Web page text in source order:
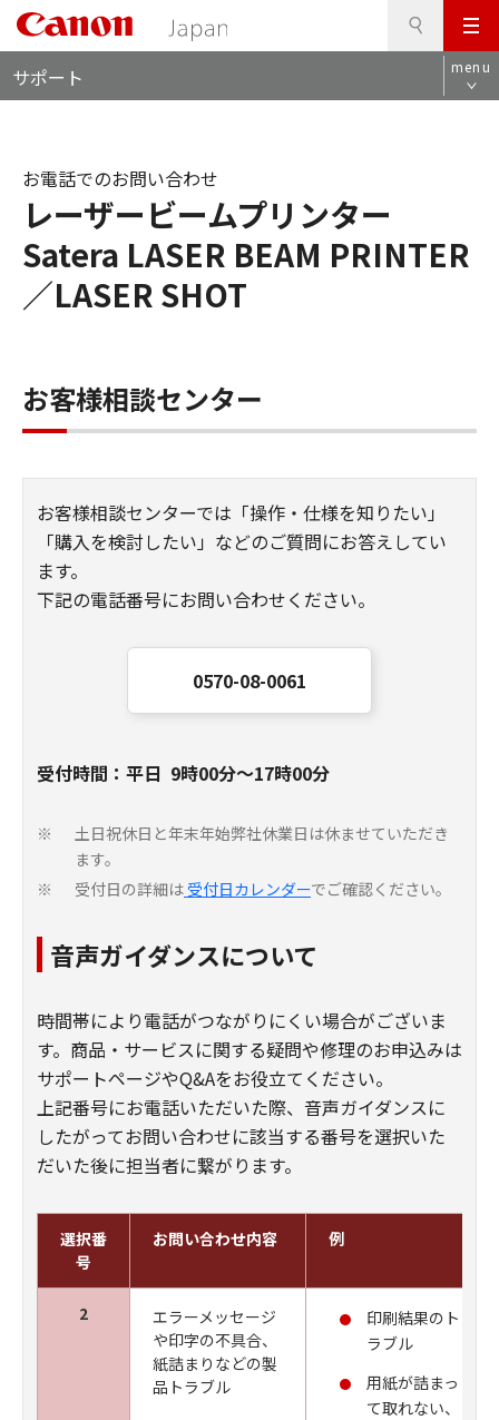
メ
ニ
ュ
サポート menu
レーザービームプリンター
Satera LASER BEAM PRINTER
／LASER SHOT
お電話でのお問い合わせ
お客様相談センター
お客様相談センターでは「操作・仕様を知りたい」
「購入を検討したい」などのご質問にお答えしてい
ます。
下記の電話番号にお問い合わせください。
0570-08-0061
受付時間：平日 9時00分～17時00分
※
土日祝休日と年末年始弊社休業日は休ませていただき
ます。
※ 受付日の詳細は 受付日カレンダーでご確認ください。
音声ガイダンスについて
時間帯により電話がつながりにくい場合がございま
す。商品・サービスに関する疑問や修理のお申込みは
サポートページやQ&Aをお役立てください。
上記番号にお電話いただいた際、音声ガイダンスに
したがってお問い合わせに該当する番号を選択いた
だいた後に担当者に繋がります。
選択番
号
お問い合わせ内容 例
2
エラーメッセージ
や印字の不具合、
紙詰まりなどの製
品トラブル
印刷結果のト
ラブル
用紙が詰まっ
て取れない、